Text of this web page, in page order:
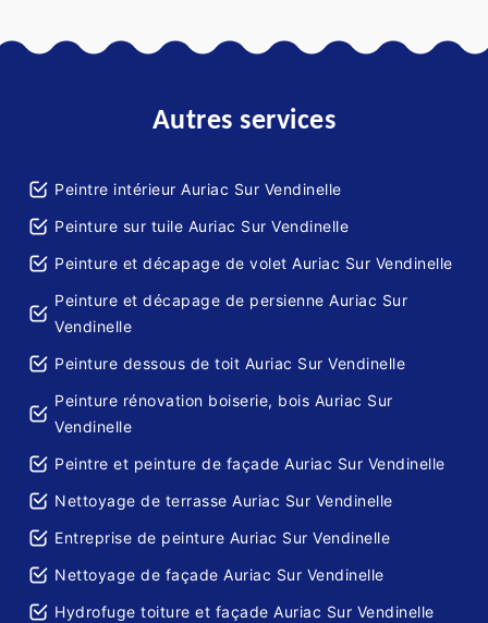
Autres services
Peintre intérieur Auriac Sur Vendinelle
Peinture sur tuile Auriac Sur Vendinelle
Peinture et décapage de volet Auriac Sur Vendinelle
Peinture et décapage de persienne Auriac Sur
Vendinelle
Peinture dessous de toit Auriac Sur Vendinelle
Peinture rénovation boiserie, bois Auriac Sur
Vendinelle
Peintre et peinture de façade Auriac Sur Vendinelle
Nettoyage de terrasse Auriac Sur Vendinelle
Entreprise de peinture Auriac Sur Vendinelle
Nettoyage de façade Auriac Sur Vendinelle
Hydrofuge toiture et façade Auriac Sur Vendinelle